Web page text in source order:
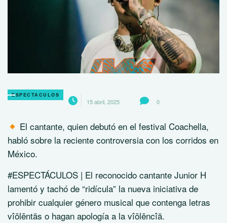
ESPECTACULOS
15 abril, 2025 0
El cantante, quien debutó en el festival Coachella,
habló sobre la reciente controversia con los corridos en
México.
#ESPECTÁCULOS | El reconocido cantante Junior H
lamentó y tachó de “ridícula” la nueva iniciativa de
prohibir cualquier género musical que contenga letras
vîōlēntãs o hagan apología a la vîōlēncîã.